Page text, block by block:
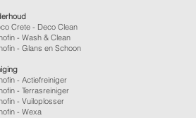
Crete - Deco Clean
- Wash & Clean
- Glans en Schoon
- Actiefreiniger
- Terrasreiniger
- Vuiloplosser
- Wexa